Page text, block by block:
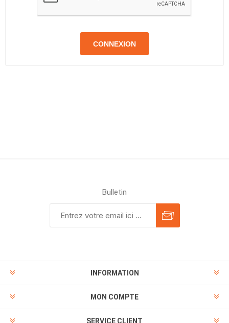
CONNEXION
Bulletin
INFORMATION
MON COMPTE
SERVICE CLIENT